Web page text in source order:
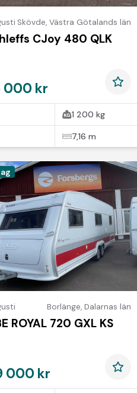
Skövde, Västra Götalands län
CJoy 480 QLK
000 kr
1 200 kg
7,16 m
Borlänge, Dalarnas län
ROYAL 720 GXL KS
000 kr